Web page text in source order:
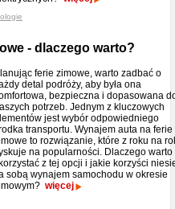
- dlaczego warto?
ferie zimowe, warto zadbać o
detal podróży, aby była ona
bezpieczna i dopasowana
potrzeb. Jednym z kluczowych
jest wybór odpowiedniego
transportu. Wynajem auta na ferie
to rozwiązanie, które z roku na
na popularności. Dlaczego warto
z tej opcji i jakie korzyści
sobą wynajem samochodu w okresie
więcej